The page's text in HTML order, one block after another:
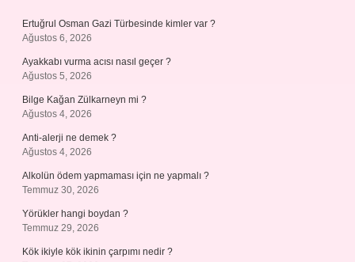
Ertuğrul Osman Gazi Türbesinde kimler var ?
Ağustos 6, 2026
Ayakkabı vurma acısı nasıl geçer ?
Ağustos 5, 2026
Bilge Kağan Zülkarneyn mi ?
Ağustos 4, 2026
Anti-alerji ne demek ?
Ağustos 4, 2026
Alkolün ödem yapmaması için ne yapmalı ?
Temmuz 30, 2026
Yörükler hangi boydan ?
Temmuz 29, 2026
Kök ikiyle kök ikinin çarpımı nedir ?